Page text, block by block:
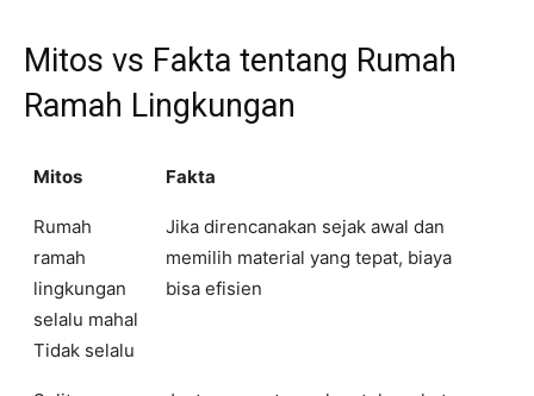
Mitos vs Fakta tentang Rumah
Ramah Lingkungan
Mitos Fakta
Rumah
ramah
lingkungan
selalu mahal
Tidak selalu
Jika direncanakan sejak awal dan
memilih material yang tepat, biaya
bisa efisien